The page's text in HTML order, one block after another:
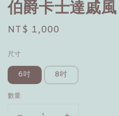
伯爵卡士達戚風
Regular
NT$ 1,000
尺寸
6吋 8吋
數量